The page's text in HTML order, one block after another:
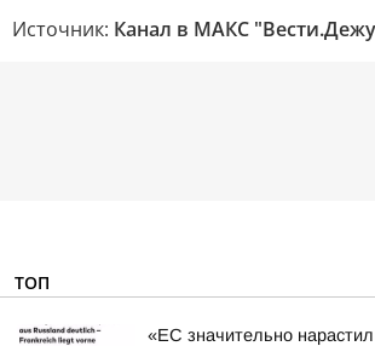
Источник: Канал в МАКС
ТОП
«ЕС значительно